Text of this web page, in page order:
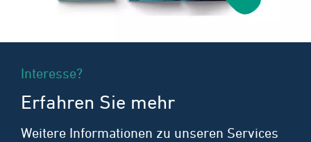
Interesse?
Erfahren Sie mehr
Weitere Informationen zu unseren Services